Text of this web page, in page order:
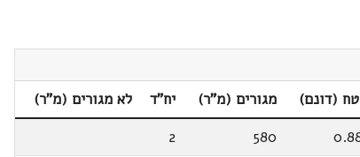
(דונם) מגורים (מ"ר) יח"ד
לא מגורים (מ"ר)
580
2